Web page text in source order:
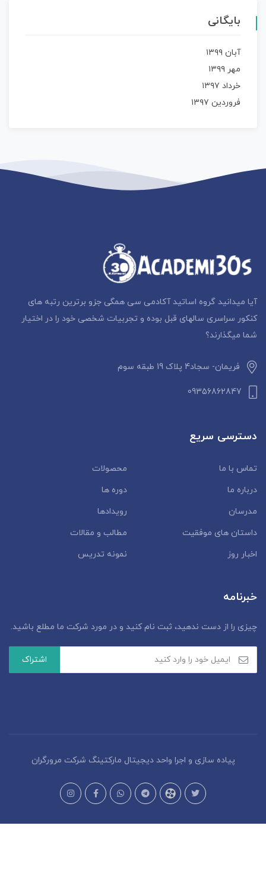
بایگانی
آبان ۱۳۹۹
مهر ۱۳۹۹
خرداد ۱۳۹۷
فروردین ۱۳۹۷
آیا میدانید گروه اساتید آکادمی سی همگی جزو برترین رتبه های
کنکور سراسری سالهای قبل بوده و تجربیات شخصی خود را در اختیار
شما میگذارند؟
فریمان- سجاد4 پلاک 19 طبقه سوم
09356862847
دسترسی سریع
تماس با ما
محصولات
درباره ما
دوره ها
مدرسان
رویدادها
داستان‌ های موفقیت
مطالب و مقالات
اخبار روز
نمونه تدریس
خبرنامه
چیزی را از دست ندهید، ثبت نام کنید و در مورد شرکت ما مطلع باشید.
پیاده سازی و اجرا واحد دیجیتال مارکتینگ شرکت مرورگران